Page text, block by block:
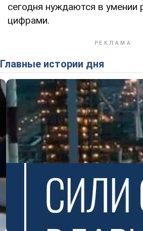
сегодня нуждаются в умении
цифрами.
Главные истории дня